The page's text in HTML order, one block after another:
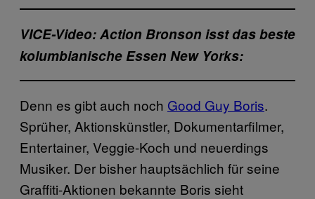
VICE-Video:Action Bronson isst das beste
kolumbianische Essen New Yorks:
Denn es gibt auch noch Good Guy Boris.
Sprüher, Aktionskünstler, Dokumentarfilmer,
Entertainer, Veggie-Koch und neuerdings
Musiker. Der bisher hauptsächlich für seine
Graffiti-Aktionen bekannte Boris sieht